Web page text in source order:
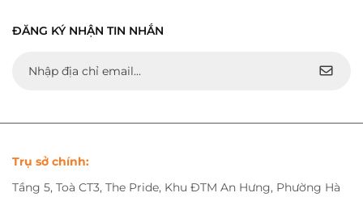
ĐĂNG KÝ NHẬN TIN NHẮN
Trụ sở chính:
Tầng 5, Toà CT3, The Pride, Khu ĐTM An Hưng, Phường Hà